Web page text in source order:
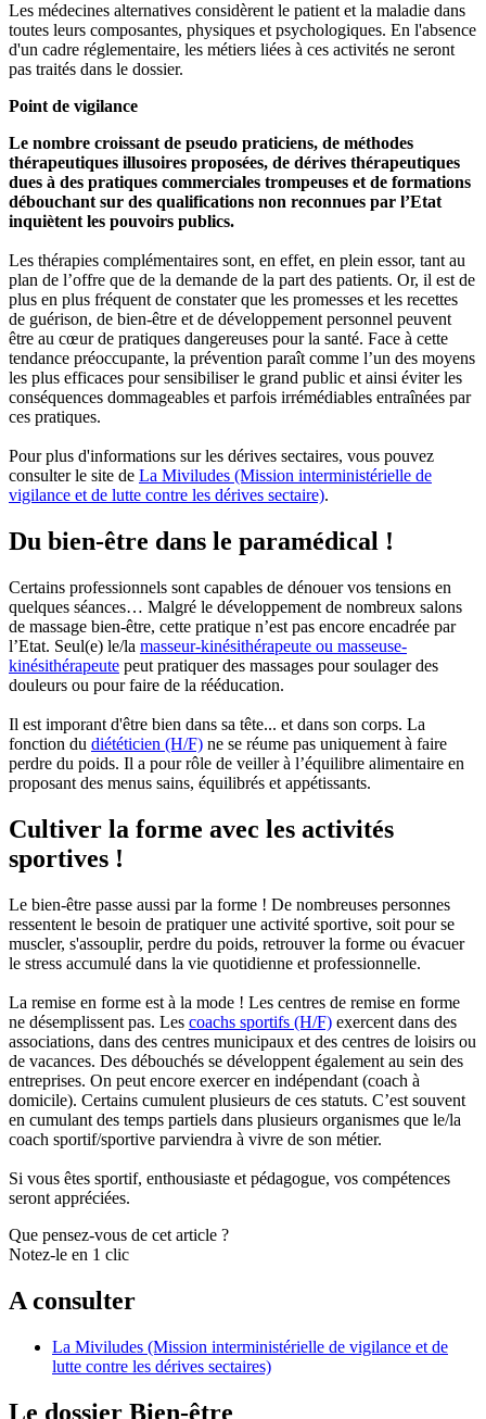
Les médecines alternatives considèrent le patient et la maladie dans
toutes leurs composantes, physiques et psychologiques. En l'absence
d'un cadre réglementaire, les métiers liées à ces activités ne seront
pas traités dans le dossier.
Point de vigilance
Le nombre croissant de pseudo praticiens, de méthodes
thérapeutiques illusoires proposées, de dérives thérapeutiques
dues à des pratiques commerciales trompeuses et de formations
débouchant sur des qualifications non reconnues par l’Etat
inquiètent les pouvoirs publics.
Les thérapies complémentaires sont, en effet, en plein essor, tant au
plan de l’offre que de la demande de la part des patients. Or, il est de
plus en plus fréquent de constater que les promesses et les recettes
de guérison, de bien-être et de développement personnel peuvent
être au cœur de pratiques dangereuses pour la santé. Face à cette
tendance préoccupante, la prévention paraît comme l’un des moyens
les plus efficaces pour sensibiliser le grand public et ainsi éviter les
conséquences dommageables et parfois irrémédiables entraînées par
ces pratiques.
Pour plus d'informations sur les dérives sectaires, vous pouvez
consulter le site de La Miviludes (Mission interministérielle de
vigilance et de lutte contre les dérives sectaire).
Du bien-être dans le paramédical !
Certains professionnels sont capables de dénouer vos tensions en
quelques séances… Malgré le développement de nombreux salons
de massage bien-être, cette pratique n’est pas encore encadrée par
l’Etat. Seul(e) le/la masseur-kinésithérapeute ou masseuse-
kinésithérapeute peut pratiquer des massages pour soulager des
douleurs ou pour faire de la rééducation.
Il est imporant d'être bien dans sa tête... et dans son corps. La
fonction du diététicien (H/F) ne se réume pas uniquement à faire
perdre du poids. Il a pour rôle de veiller à l’équilibre alimentaire en
proposant des menus sains, équilibrés et appétissants.
Cultiver la forme avec les activités
sportives !
Le bien-être passe aussi par la forme ! De nombreuses personnes
ressentent le besoin de pratiquer une activité sportive, soit pour se
muscler, s'assouplir, perdre du poids, retrouver la forme ou évacuer
le stress accumulé dans la vie quotidienne et professionnelle.
La remise en forme est à la mode ! Les centres de remise en forme
ne désemplissent pas. Les coachs sportifs (H/F) exercent dans des
associations, dans des centres municipaux et des centres de loisirs ou
de vacances. Des débouchés se développent également au sein des
entreprises. On peut encore exercer en indépendant (coach à
domicile). Certains cumulent plusieurs de ces statuts. C’est souvent
en cumulant des temps partiels dans plusieurs organismes que le/la
coach sportif/sportive parviendra à vivre de son métier.
Si vous êtes sportif, enthousiaste et pédagogue, vos compétences
seront appréciées.
Que pensez-vous de cet article ?
Notez-le en 1 clic
A consulter
La Miviludes (Mission interministérielle de vigilance et de
lutte contre les dérives sectaires)
Le dossier Bien-être